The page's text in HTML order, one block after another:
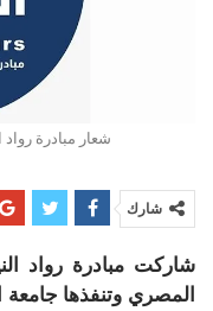
شعار مبادرة
شارك
شاركت مبادرة رواد